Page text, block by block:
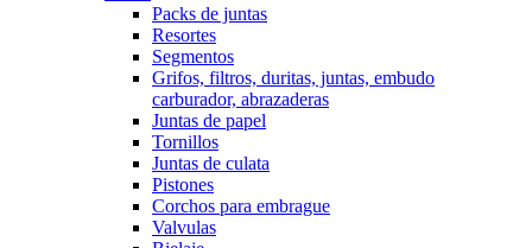
Packs de juntas
Resortes
Segmentos
Grifos, filtros, duritas, juntas, embudo
carburador, abrazaderas
Juntas de papel
Tornillos
Juntas de culata
Pistones
Corchos para embrague
Valvulas